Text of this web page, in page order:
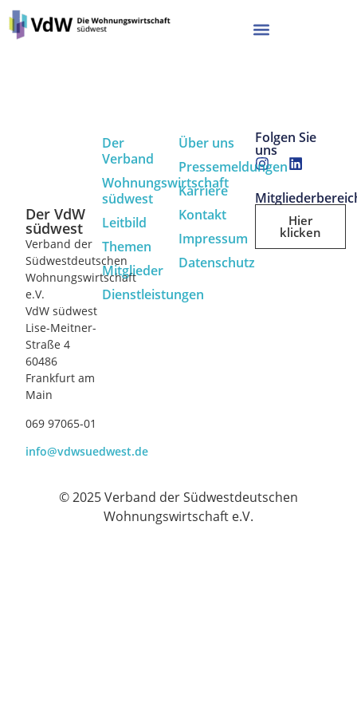
Der VdW
südwest
Verband der
Südwestdeutschen
Wohnungswirtschaft
e.V.
VdW südwest
Lise-Meitner-
Straße 4
60486
Frankfurt am
Main
069 97065-01
info@vdwsuedwest.de
Der
Verband
Wohnungswirtschaft
südwest
Leitbild
Themen
Mitglieder
Dienstleistungen
Über uns
Pressemeldungen
Karriere
Kontakt
Impressum
Datenschutz
Folgen Sie
uns
Hier
klicken
© 2025 Verband der Südwestdeutschen
Wohnungswirtschaft e.V.